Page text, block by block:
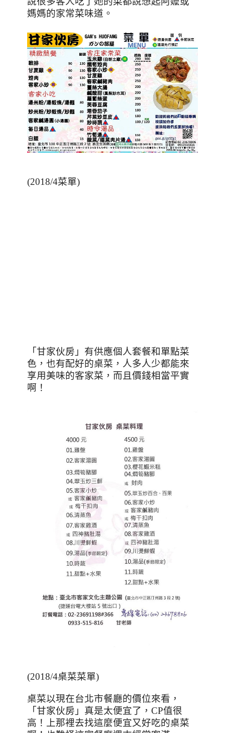
媽媽的家常菜味道。
(2018/4菜單)
「甘家伙房」有供應個人套餐和單點菜
色，也有配好的桌菜，人多人少都能來
享用美味的客家菜，而且價錢相當平實
啊！
(2018/4桌菜菜單)
桌菜以現在台北市餐廳的價位來看，
「甘家伙房」真是太便宜了， CP值很
高！上那裡去找這麼便宜又好吃的桌菜